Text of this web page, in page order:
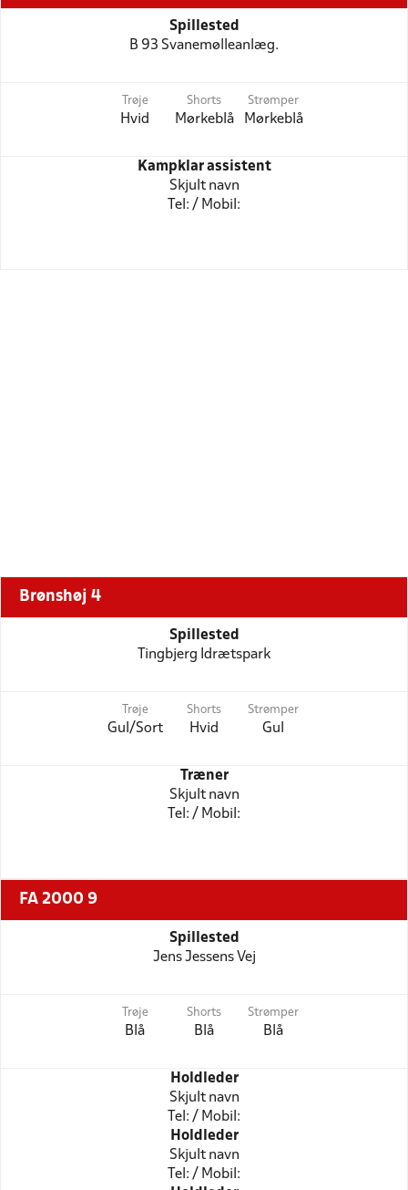
Spillested
B 93 Svanemølleanlæg.
Trøje
Hvid
Shorts
Mørkeblå
Strømper
Mørkeblå
Kampklar assistent
Skjult navn
Tel: / Mobil:
Brønshøj 4
Spillested
Tingbjerg Idrætspark
Trøje
Gul/Sort
Shorts
Hvid
Strømper
Gul
Træner
Skjult navn
Tel: / Mobil:
FA 2000 9
Spillested
Jens Jessens Vej
Trøje
Blå
Shorts
Blå
Strømper
Blå
Holdleder
Skjult navn
Tel: / Mobil:
Holdleder
Skjult navn
Tel: / Mobil: